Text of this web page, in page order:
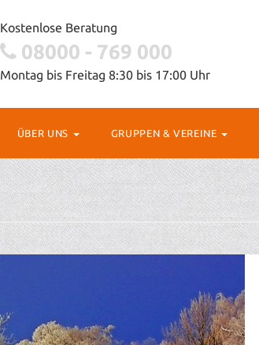
Kostenlose Beratung
08000 - 769 000
Montag bis Freitag 8:30 bis 17:00 Uhr
ÜBER UNS GRUPPEN & VEREINE